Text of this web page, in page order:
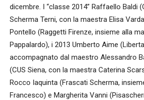
dicembre. I “classe 2014” Raffaello Baldi
Scherma Terni, con la maestra Elisa
Pontello (Raggetti Firenze, insieme alla
Pappalardo), i 2013 Umberto Aime
accompagnato dal maestro Alessandro
(CUS Siena, con la maestra Caterina
Rocco Iaquinta (Frascati Scherma,
Francesco) e Margherita Vanni